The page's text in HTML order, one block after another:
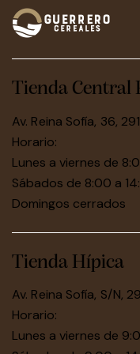
Tienda Central
Av. Reina Sofía, 36,
Horario:
Lunes a viernes de
Sábados de 8:00 a
Domingos cerrados
Tienda Hípica
Av. Reina Sofía, S/N,
Horario:
Lunes a viernes de